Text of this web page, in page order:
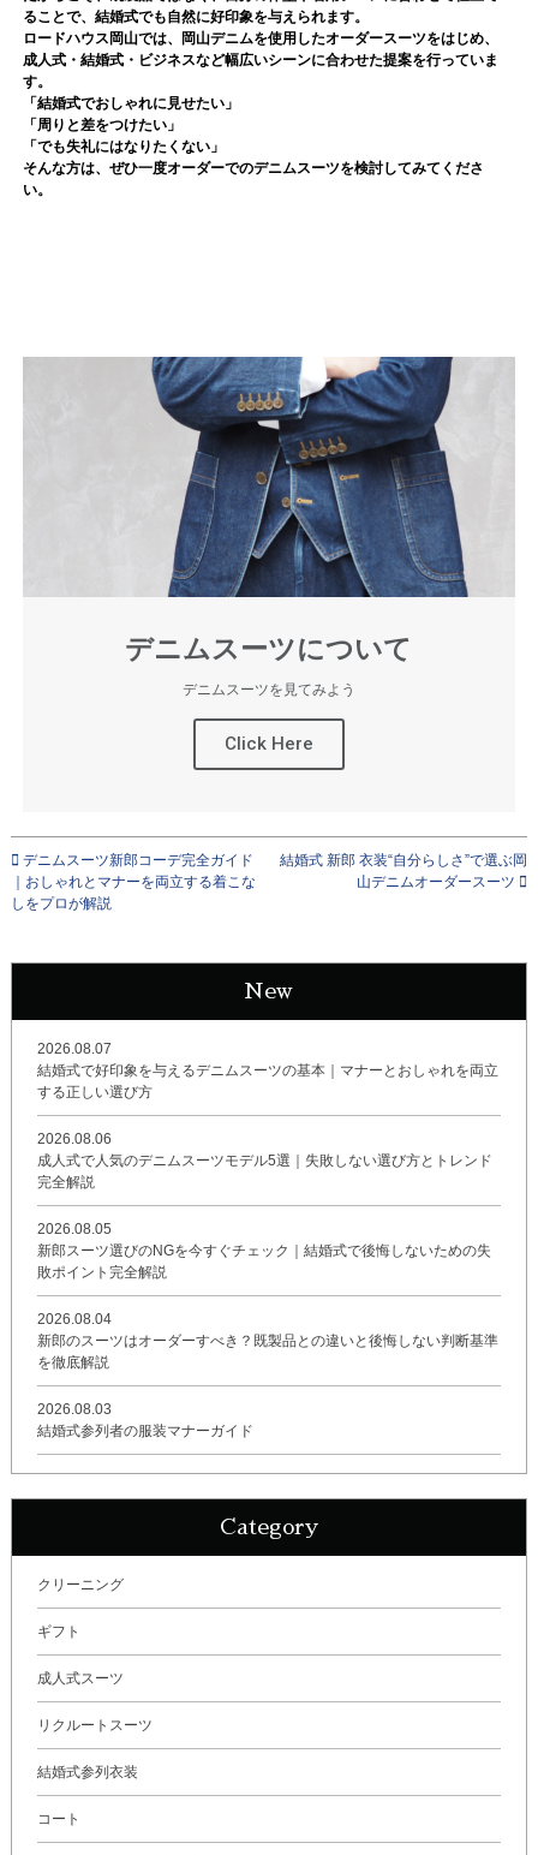
ることで、結婚式でも自然に好印象を与えられます。
ロードハウス岡山では、岡山デニムを使用したオーダースーツをはじめ、
成人式・結婚式・ビジネスなど幅広いシーンに合わせた提案を行っていま
す。
「結婚式でおしゃれに見せたい」
「周りと差をつけたい」
「でも失礼にはなりたくない」
そんな方は、ぜひ一度オーダーでのデニムスーツを検討してみてくださ
い。
デニムスーツについて
デニムスーツを見てみよう
Click Here
デニムスーツ新郎コーデ完全ガイド
｜おしゃれとマナーを両立する着こな
しをプロが解説
結婚式 新郎 衣装“自分らしさ”で選ぶ岡
山デニムオーダースーツ
New
2026.08.07
結婚式で好印象を与えるデニムスーツの基本｜マナーとおしゃれを両立
する正しい選び方
2026.08.06
成人式で人気のデニムスーツモデル5選｜失敗しない選び方とトレンド
完全解説
2026.08.05
新郎スーツ選びのNGを今すぐチェック｜結婚式で後悔しないための失
敗ポイント完全解説
2026.08.04
新郎のスーツはオーダーすべき？既製品との違いと後悔しない判断基準
を徹底解説
2026.08.03
結婚式参列者の服装マナーガイド
Category
クリーニング
ギフト
成人式スーツ
リクルートスーツ
結婚式参列衣装
コート